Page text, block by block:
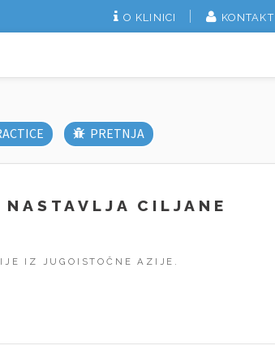
O KLINICI KONTAKT
PRETNJA
NASTAVLJA CILJANE
IZ JUGOISTOČNE AZIJE.